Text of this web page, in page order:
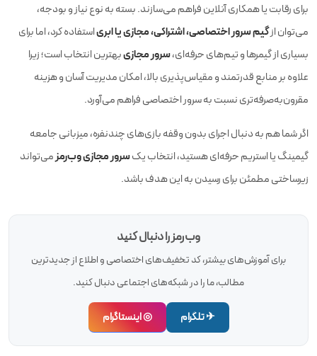
برای رقابت یا همکاری آنلاین فراهم می‌سازند. بسته به نوع نیاز و بودجه،
می‌توان ازگیم سرور اختصاصی، اشتراکی، مجازی یا ابریاستفاده کرد، اما برای
بسیاری از گیمرها و تیم‌های حرفه‌ای،سرور مجازیبهترین انتخاب است؛ زیرا
علاوه بر منابع قدرتمند و مقیاس‌پذیری بالا، امکان مدیریت آسان و هزینه
مقرون‌به‌صرفه‌تری نسبت به سرور اختصاصی فراهم می‌آورد.
اگر شما هم به دنبال اجرای بدون وقفه بازی‌های چندنفره، میزبانی جامعه
گیمینگ یا استریم حرفه‌ای هستید، انتخاب یکسرور مجازی وب‌رمزمی‌تواند
زیرساختی مطمئن برای رسیدن به این هدف باشد.
وب‌رمز را دنبال کنید
برای آموزش‌های بیشتر، کد تخفیف‌های اختصاصی و اطلاع از جدیدترین
مطالب، ما را در شبکه‌های اجتماعی دنبال کنید.
✈ تلگرام ◎ اینستاگرام